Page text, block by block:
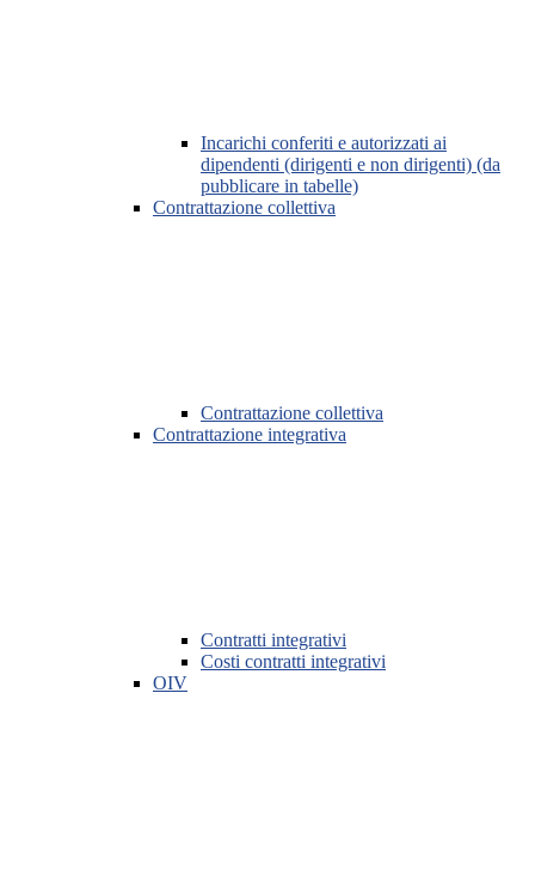
Incarichi conferiti e autorizzati ai
dipendenti (dirigenti e non dirigenti) (da
pubblicare in tabelle)
Contrattazione collettiva
Contrattazione collettiva
Contrattazione integrativa
Contratti integrativi
Costi contratti integrativi
OIV